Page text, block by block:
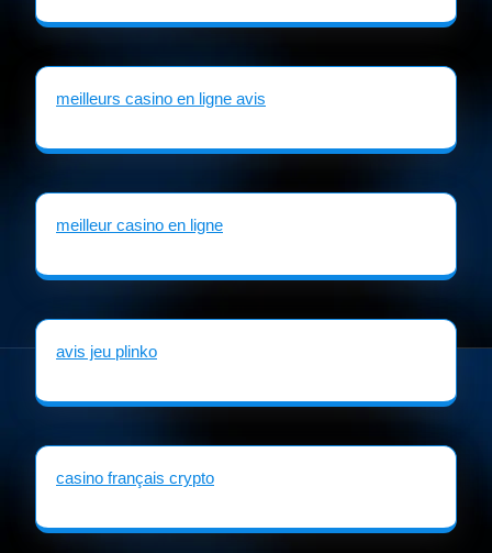
meilleurs casino en ligne avis
meilleur casino en ligne
avis jeu plinko
casino français crypto